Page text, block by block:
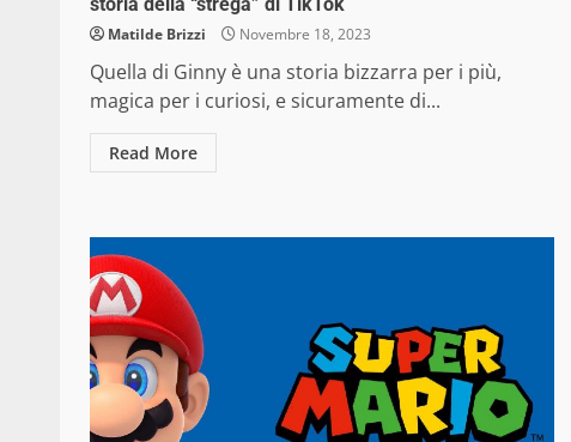
Matilde Brizzi Novembre 18, 2023
Quella di Ginny è una storia bizzarra per i più,
magica per i curiosi, e sicuramente di...
Read More